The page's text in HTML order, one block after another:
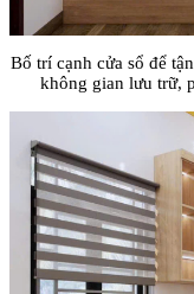
Bố trí cạnh cửa sổ để
không gian lưu trữ,